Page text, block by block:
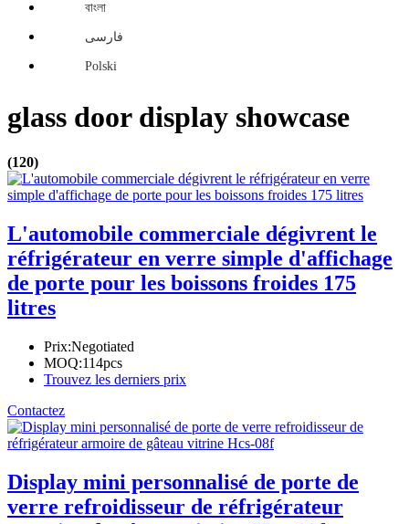
বাংলা
فارسی
Polski
glass door display showcase
(120)
L'automobile commerciale dégivrent le
réfrigérateur en verre simple d'affichage
de porte pour les boissons froides 175
litres
Prix:Negotiated
MOQ:114pcs
Trouvez les derniers prix
Contactez
Display mini personnalisé de porte de
verre refroidisseur de réfrigérateur